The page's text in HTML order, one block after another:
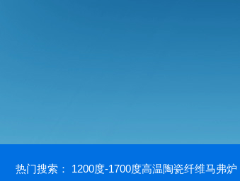
热门搜索： 1200度-1700度高温陶瓷纤维马弗炉